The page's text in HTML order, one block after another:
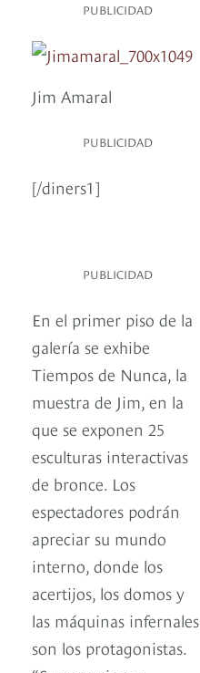
PUBLICIDAD
Jim Amaral
PUBLICIDAD
[/diners1]
PUBLICIDAD
En el primer piso de la
galería se exhibe
Tiempos de Nunca, la
muestra de Jim, en la
que se exponen 25
esculturas interactivas
de bronce. Los
espectadores podrán
apreciar su mundo
interno, donde los
acertijos, los domos y
las máquinas infernales
son los protagonistas.